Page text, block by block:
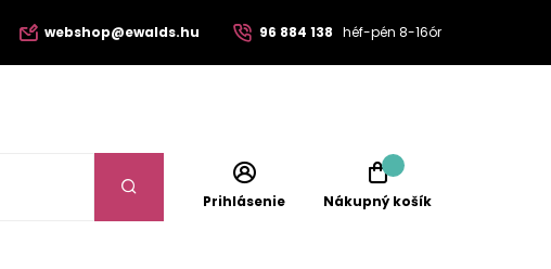
webshop@ewalds.hu 96 884 138 héf-pén 8-16ór
Prihlásenie Nákupný košík